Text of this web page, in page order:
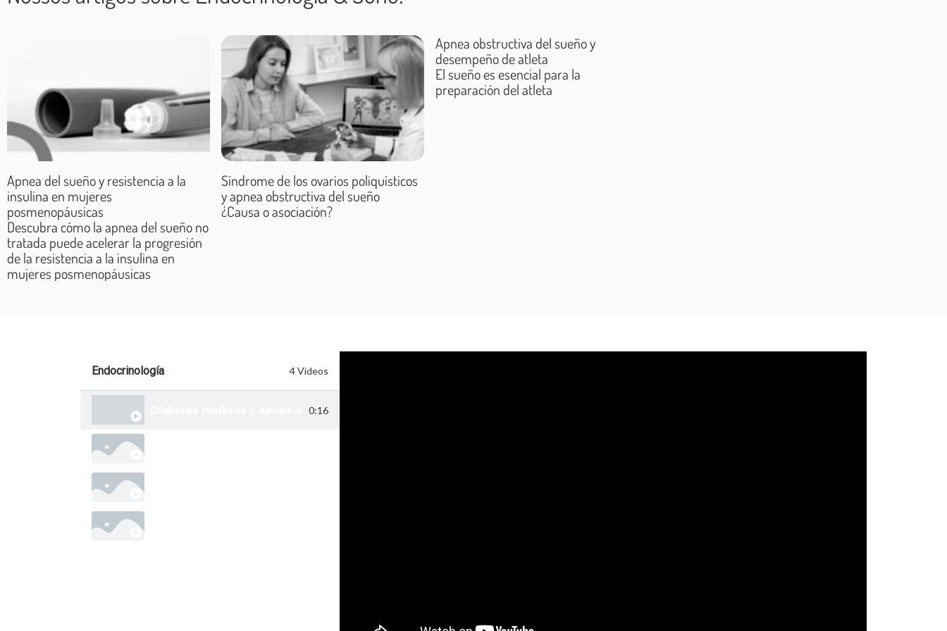
La apnea del sueño es un factor de riesgo para desenvolver enfermedades cardiovasculares potencialmente letales. Entre ellas
se encuentran la hipertensión arterial sistémica, el accidente cerebrovascular (ACV), la arritmia cardíaca y la fibrilación
auricular. Es muy importante que consulte con un cardiólogo si usted presenta síntomas como: ronquido alto y frecuente;
somnolencia diurna excesiva; cefalea matinal; y sensación de ahogo durante el sueño.
Apnea del sueño y resistencia a la
insulina en mujeres
posmenopáusicas
Descubra cómo la apnea del sueño no
tratada puede acelerar la progresión
de la resistencia a la insulina en
mujeres posmenopáusicas
Síndrome de los ovarios poliquísticos
y apnea obstructiva del sueño
¿Causa o asociación?
Apnea obstructiva del sueño y
desempeño de atleta
El sueño es esencial para la
preparación del atleta
Endocrinología 4 Videos
Diabetes mellitus y apnea obstructiva del sueño
0:16